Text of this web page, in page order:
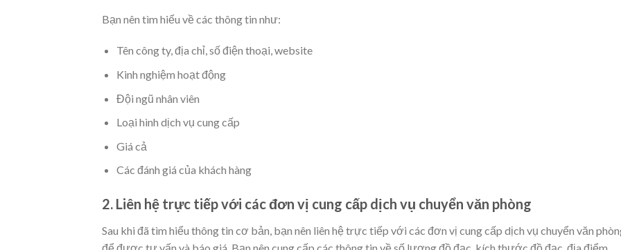
Bạn nên tìm hiểu về các thông tin như:
Tên công ty, địa chỉ, số điện thoại, website
Kinh nghiệm hoạt động
Đội ngũ nhân viên
Loại hình dịch vụ cung cấp
Giá cả
Các đánh giá của khách hàng
2. Liên hệ trực tiếp với các đơn vị cung cấp dịch vụ chuyển văn phòng
Sau khi đã tìm hiểu thông tin cơ bản, bạn nên liên hệ trực tiếp với các đơn vị cung cấp dịch vụ chuyển văn